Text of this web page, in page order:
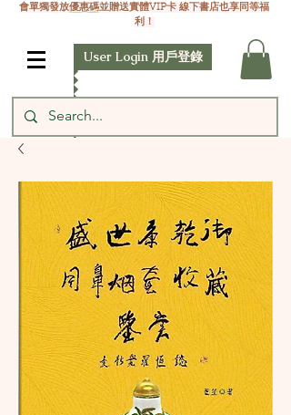
會單獨發放優惠碼並贈送實體VIP卡 線下書店也享同等福
利！
User Login 用戶登錄